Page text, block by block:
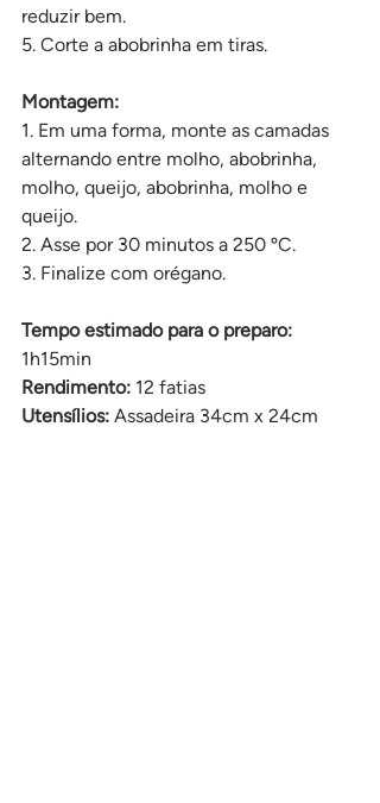
reduzir bem.
5. Corte a abobrinha em tiras.
Montagem:
1. Em uma forma, monte as camadas
alternando entre molho, abobrinha,
molho, queijo, abobrinha, molho e
queijo.
2. Asse por 30 minutos a 250 ºC.
3. Finalize com orégano.
Tempo estimado para o preparo:
1h15min
Rendimento: 12 fatias
Utensílios: Assadeira 34cm x 24cm